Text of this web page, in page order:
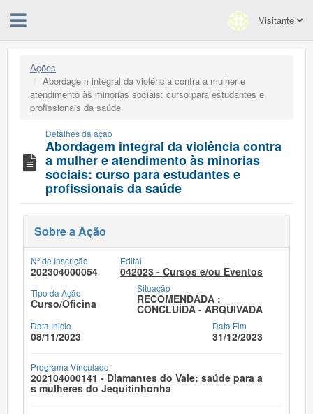
Visitante
Ações
Abordagem integral da violência contra a mulher e
atendimento às minorias sociais: curso para estudantes e
profissionais da saúde
Detalhes da ação
Abordagem integral da violência contra
a mulher e atendimento às minorias
sociais: curso para estudantes e
profissionais da saúde
Sobre a Ação
Nº de Inscrição
202304000054
Edital
042023 - Cursos e/ou Eventos
Tipo da Ação
Curso/Oficina
Situação
RECOMENDADA :
CONCLUÍDA - ARQUIVADA
Data Inicio
08/11/2023
Data Fim
31/12/2023
Programa Vínculado
202104000141 - Diamantes do Vale: saúde para a
s mulheres do Jequitinhonha